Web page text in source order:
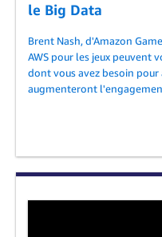
le Big Data
Brent Nash, d'Amazon
AWS pour les jeux peuvent
dont vous avez besoin
augmenteront